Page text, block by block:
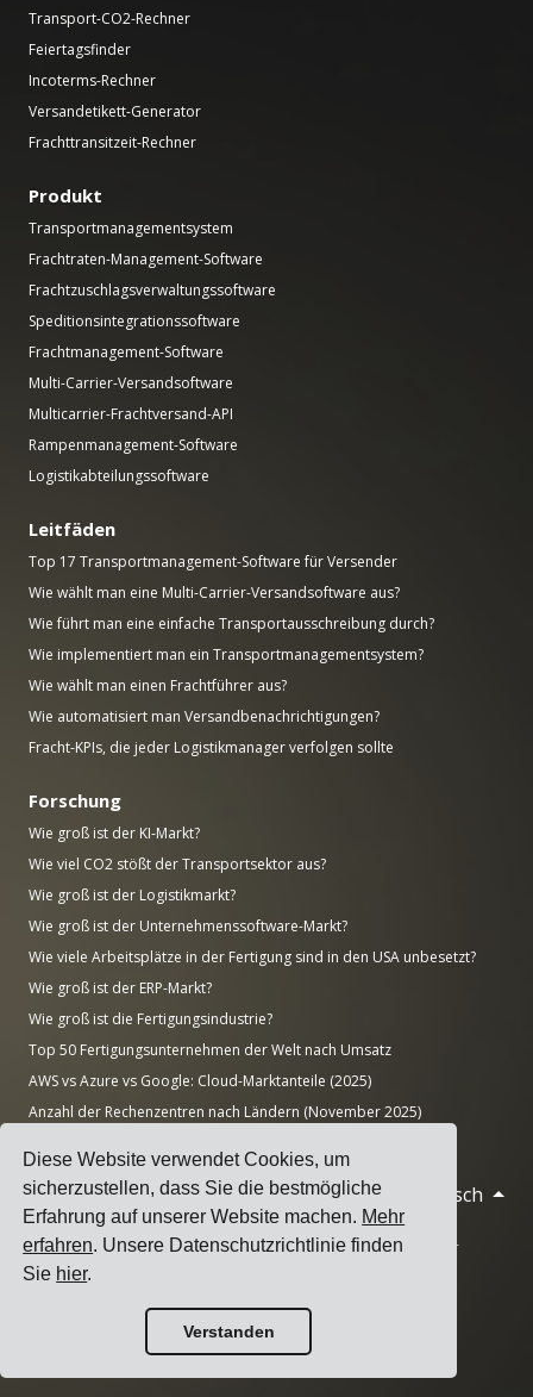
Diese Website verwendet Cookies, um
sicherzustellen, dass Sie die bestmögliche
Erfahrung auf unserer Website machen. Mehr
erfahren. Unsere Datenschutzrichtlinie finden
Sie hier.
Verstanden
Transport-CO2-Rechner
Feiertagsfinder
Incoterms-Rechner
Versandetikett-Generator
Frachttransitzeit-Rechner
Produkt
Transportmanagementsystem
Frachtraten-Management-Software
Frachtzuschlagsverwaltungssoftware
Speditionsintegrationssoftware
Frachtmanagement-Software
Multi-Carrier-Versandsoftware
Multicarrier-Frachtversand-API
Rampenmanagement-Software
Logistikabteilungssoftware
Leitfäden
Top 17 Transportmanagement-Software für Versender
Wie wählt man eine Multi-Carrier-Versandsoftware aus?
Wie führt man eine einfache Transportausschreibung durch?
Wie implementiert man ein Transportmanagementsystem?
Wie wählt man einen Frachtführer aus?
Wie automatisiert man Versandbenachrichtigungen?
Fracht-KPIs, die jeder Logistikmanager verfolgen sollte
Forschung
Wie groß ist der KI-Markt?
Wie viel CO2 stößt der Transportsektor aus?
Wie groß ist der Logistikmarkt?
Wie groß ist der Unternehmenssoftware-Markt?
Wie viele Arbeitsplätze in der Fertigung sind in den USA unbesetzt?
Wie groß ist der ERP-Markt?
Wie groß ist die Fertigungsindustrie?
Top 50 Fertigungsunternehmen der Welt nach Umsatz
AWS vs Azure vs Google: Cloud-Marktanteile (2025)
Anzahl der Rechenzentren nach Ländern (November 2025)
© 2026 Cargoson.com Deutsch
Registriert als Cargoson OÜ in Estland. Reg.-Nr.: 14545832. USt-
IdNr.: EE102137680.
Hauptsitz: Pärnu mnt. 141, 11314 Tallinn, Estland
·hello@cargoson.com